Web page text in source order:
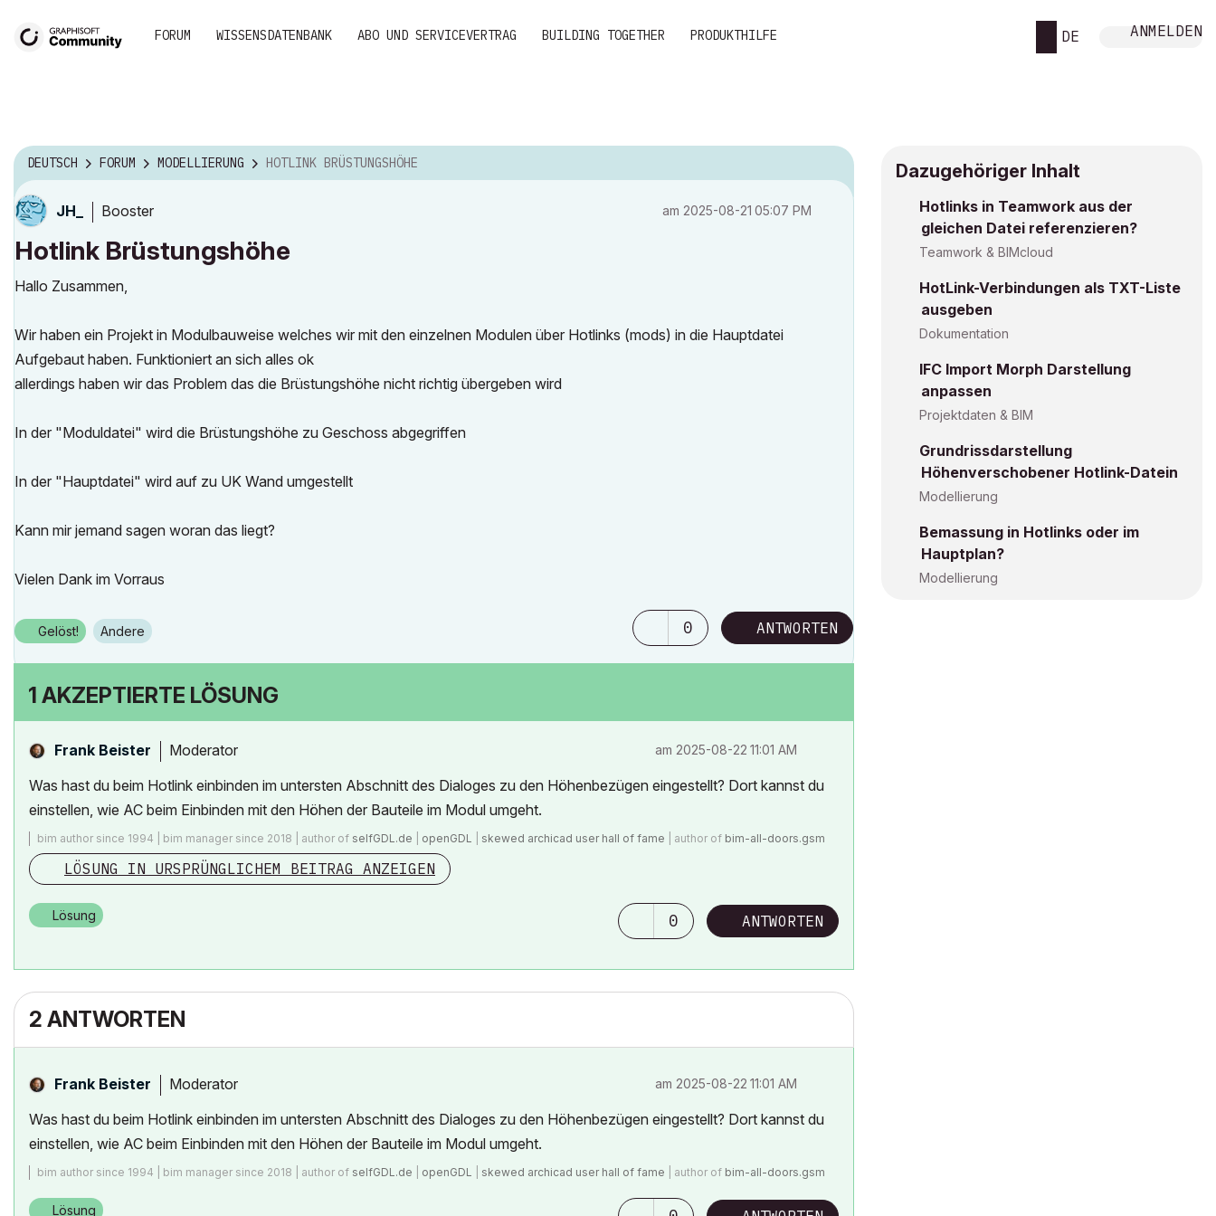
FORUM WISSENSDATENBANK ABO UND SERVICEVERTRAG BUILDING TOGETHER PRODUKTHILFE DE ANMELDEN
DEUTSCH FORUM MODELLIERUNG HOTLINK BRÜSTUNGSHÖHE
JH_ Booster am ‎2025-08-21 05:07 PM
Hotlink Brüstungshöhe
Hallo Zusammen,
Wir haben ein Projekt in Modulbauweise welches wir mit den einzelnen Modulen über Hotlinks (mods) in die Hauptdatei
Aufgebaut haben. Funktioniert an sich alles ok
allerdings haben wir das Problem das die Brüstungshöhe nicht richtig übergeben wird
In der "Moduldatei" wird die Brüstungshöhe zu Geschoss abgegriffen
In der "Hauptdatei" wird auf zu UK Wand umgestellt
Kann mir jemand sagen woran das liegt?
Vielen Dank im Vorraus
Gelöst! Andere 0 ANTWORTEN
1 AKZEPTIERTE LÖSUNG
Frank Beister Moderator am ‎2025-08-22 11:01 AM
Was hast du beim Hotlink einbinden im untersten Abschnitt des Dialoges zu den Höhenbezügen eingestellt? Dort kannst du
einstellen, wie AC beim Einbinden mit den Höhen der Bauteile im Modul umgeht.
bim author since 1994 | bim manager since 2018 | author of selfGDL.de openGDL skewed archicad user hall of fame | author of bim-all-doors.gsm
LÖSUNG IN URSPRÜNGLICHEM BEITRAG ANZEIGEN
Lösung 0 ANTWORTEN
2 ANTWORTEN
Frank Beister Moderator am ‎2025-08-22 11:01 AM
Was hast du beim Hotlink einbinden im untersten Abschnitt des Dialoges zu den Höhenbezügen eingestellt? Dort kannst du
einstellen, wie AC beim Einbinden mit den Höhen der Bauteile im Modul umgeht.
bim author since 1994 | bim manager since 2018 | author of selfGDL.de openGDL skewed archicad user hall of fame | author of bim-all-doors.gsm
Lösung
Dazugehöriger Inhalt
Hotlinks in Teamwork aus der
gleichen Datei referenzieren?
Teamwork & BIMcloud
HotLink-Verbindungen als TXT-Liste
ausgeben
Dokumentation
IFC Import Morph Darstellung
anpassen
Projektdaten & BIM
Grundrissdarstellung
Höhenverschobener Hotlink-Datein
Modellierung
Bemassung in Hotlinks oder im
Hauptplan?
Modellierung